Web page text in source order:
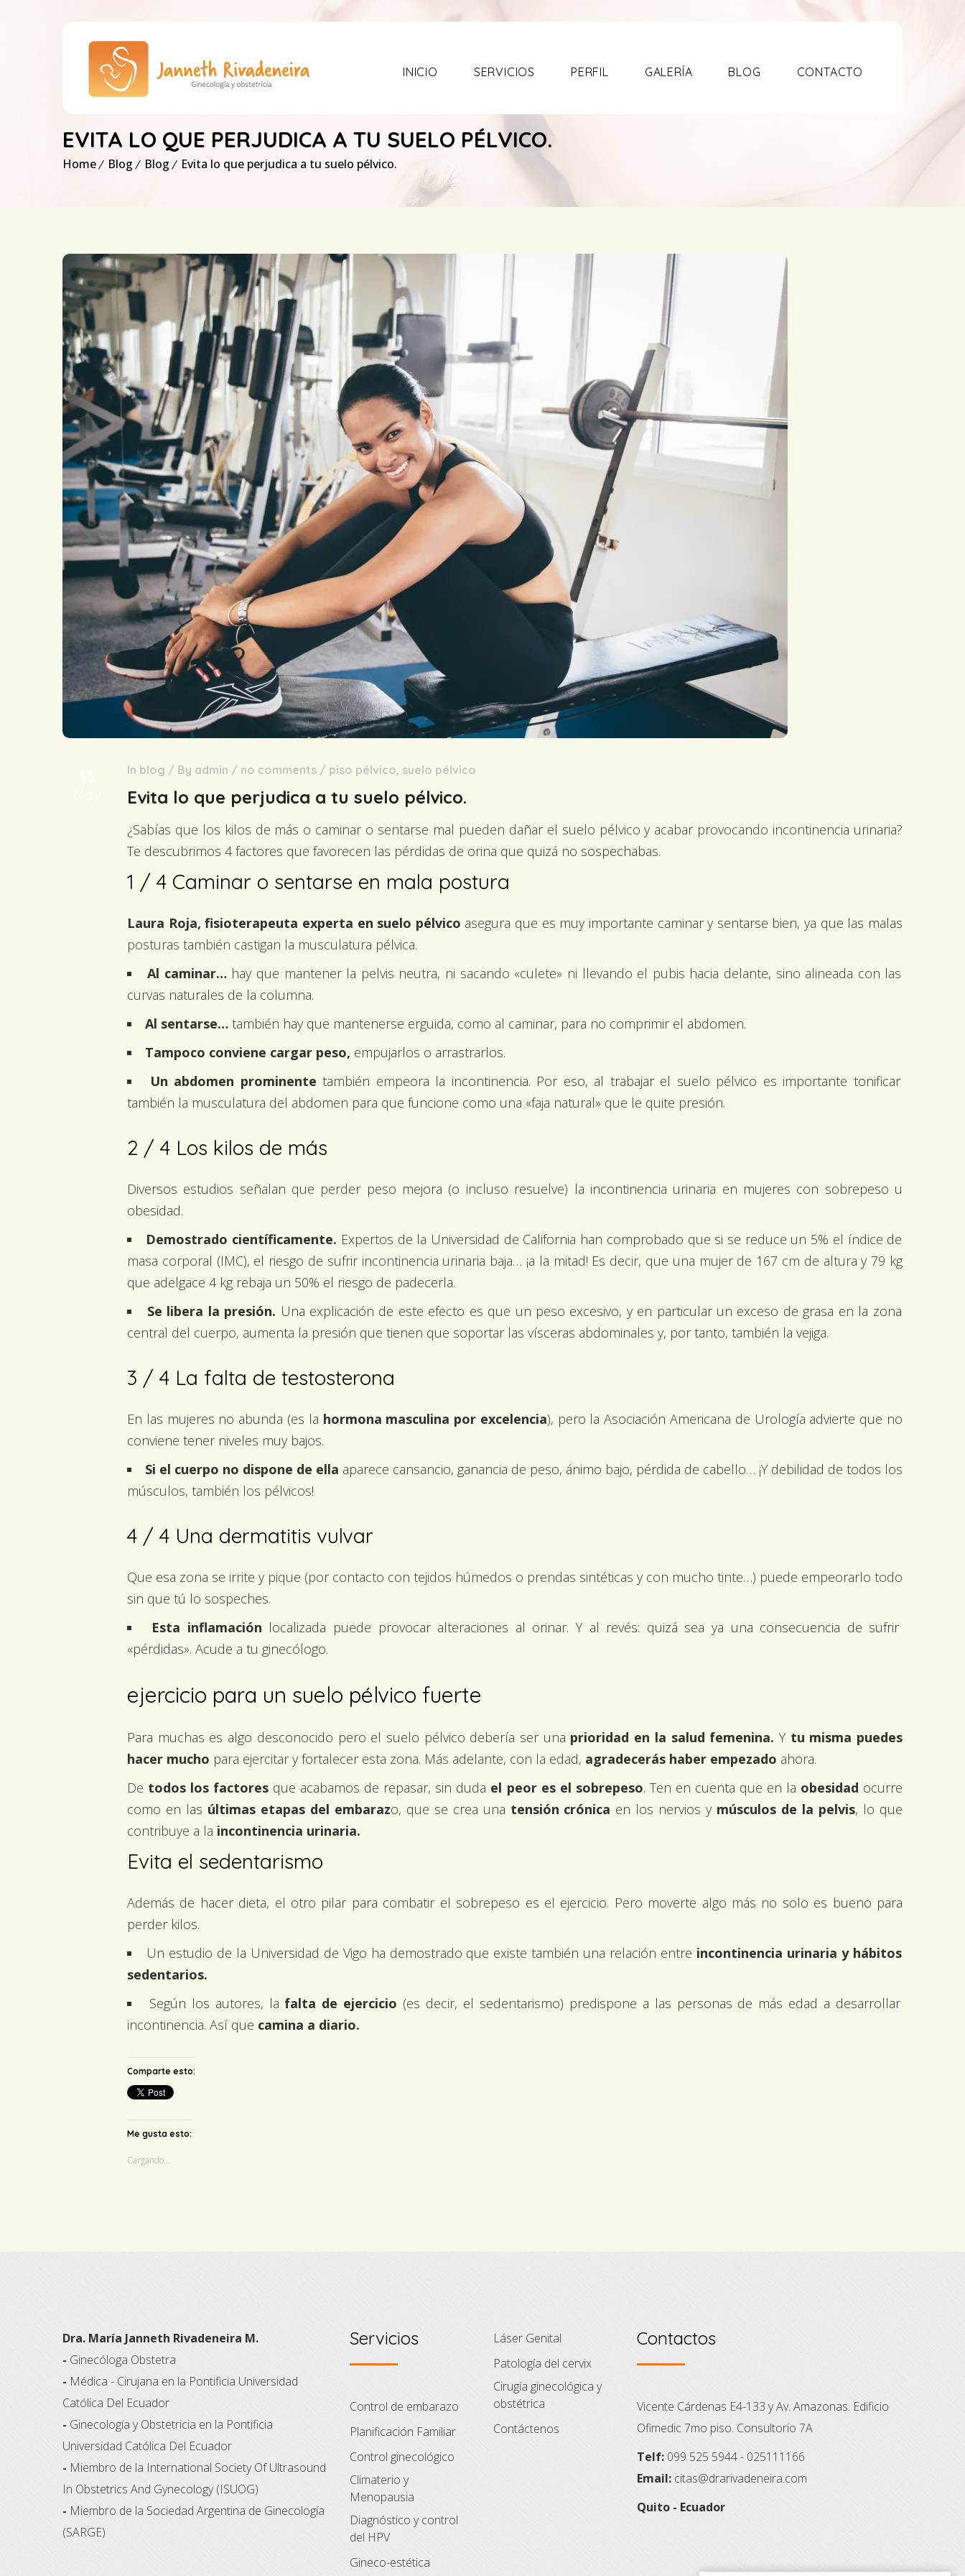
INICIO SERVICIOS PERFIL GALERÍA BLOG CONTACTO
EVITA LO QUE PERJUDICA A TU SUELO PÉLVICO.
Home Blog Blog Evita lo que perjudica a tu suelo pélvico.
In blog / By admin / no comments / piso pélvico, suelo pélvico
Evita lo que perjudica a tu suelo pélvico.
¿Sabías que los kilos de más o caminar o sentarse mal pueden dañar el suelo pélvico y acabar provocando incontinencia urinaria?
Te descubrimos 4 factores que favorecen las pérdidas de orina que quizá no sospechabas.
1 / 4 Caminar o sentarse en mala postura
Laura Roja, fisioterapeuta experta en suelo pélvico asegura que es muy importante caminar y sentarse bien, ya que las malas
posturas también castigan la musculatura pélvica.
Al caminar… hay que mantener la pelvis neutra, ni sacando «culete» ni llevando el pubis hacia delante, sino alineada con las
curvas naturales de la columna.
Al sentarse… también hay que mantenerse erguida, como al caminar, para no comprimir el abdomen.
Tampoco conviene cargar peso, empujarlos o arrastrarlos.
Un abdomen prominentetambién empeora la incontinencia. Por eso, al trabajar el suelo pélvico es importante tonificar
también la musculatura del abdomen para que funcione como una «faja natural» que le quite presión.
2 / 4 Los kilos de más
Diversos estudios señalan que perder peso mejora (o incluso resuelve) la incontinencia urinaria en mujeres con sobrepeso u
obesidad.
Demostrado científicamente. Expertos de la Universidad de California han comprobado que si se reduce un 5% el índice de
masa corporal (IMC), el riesgo de sufrir incontinencia urinaria baja… ¡a la mitad! Es decir, que una mujer de 167 cm de altura y 79 kg
que adelgace 4 kg rebaja un 50% el riesgo de padecerla.
Se libera la presión. Una explicación de este efecto es que un peso excesivo, y en particular un exceso de grasa en la zona
central del cuerpo, aumenta la presión que tienen que soportar las vísceras abdominales y, por tanto, también la vejiga.
3 / 4 La falta de testosterona
En las mujeres no abunda (es la hormona masculina por excelencia), pero la Asociación Americana de Urología advierte que no
conviene tener niveles muy bajos.
Si el cuerpo no dispone de ella aparece cansancio, ganancia de peso, ánimo bajo, pérdida de cabello… ¡Y debilidad de todos los
músculos, también los pélvicos!
4 / 4 Una dermatitis vulvar
Que esa zona se irrite y pique (por contacto con tejidos húmedos o prendas sintéticas y con mucho tinte…) puede empeorarlo todo
sin que tú lo sospeches.
Esta inflamación localizada puede provocar alteraciones al orinar. Y al revés: quizá sea ya una consecuencia de sufrir
«pérdidas». Acude a tu ginecólogo.
ejercicio para un suelo pélvico fuerte
Para muchas es algo desconocido pero el suelo pélvico debería ser una prioridad en la salud femenina. Y tu misma puedes
hacer mucho para ejercitar y fortalecer esta zona. Más adelante, con la edad, agradecerás haber empezado ahora.
De todos los factores que acabamos de repasar, sin duda el peor es el sobrepeso. Ten en cuenta que en la obesidad ocurre
como en las últimas etapas del embarazo, que se crea una tensión crónica en los nervios y músculos de la pelvis, lo que
contribuye a la incontinencia urinaria.
Evita el sedentarismo
Además de hacer dieta, el otro pilar para combatir el sobrepeso es el ejercicio. Pero moverte algo más no solo es bueno para
perder kilos.
Un estudio de la Universidad de Vigo ha demostrado que existe también una relación entre incontinencia urinaria y hábitos
sedentarios.
Según los autores, la falta de ejercicio (es decir, el sedentarismo) predispone a las personas de más edad a desarrollar
incontinencia. Así que camina a diario.
Comparte esto:
Me gusta esto:
Cargando...
Dra. María Janneth Rivadeneira M.
- Ginecóloga Obstetra
- Médica - Cirujana en la Pontificia Universidad
Católica Del Ecuador
- Ginecología y Obstetricia en la Pontificia
Universidad Católica Del Ecuador
- Miembro de la International Society Of Ultrasound
In Obstetrics And Gynecology (ISUOG)
- Miembro de la Sociedad Argentina de Ginecología
(SARGE)
Servicios
Control de embarazo
Planificación Familiar
Control ginecológico
Climaterio y
Menopausia
Diagnóstico y control
del HPV
Gineco-estética
Láser Genital
Patología del cervix
Cirugía ginecológica y
obstétrica
Contáctenos
Contactos
Vicente Cárdenas E4-133 y Av. Amazonas. Edificio
Ofimedic 7mo piso. Consultorio 7A
Telf: 099 525 5944 - 025111166
Email: citas@drarivadeneira.com
Quito - Ecuador